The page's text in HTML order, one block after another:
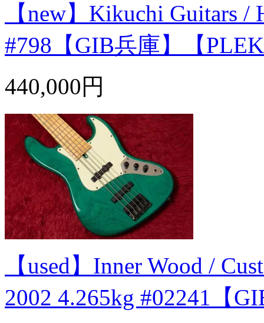
【new】Kikuchi Guitars /
#798【GIB兵庫】【
440,000円
【used】Inner Wood /
2002 4.265kg #02241【